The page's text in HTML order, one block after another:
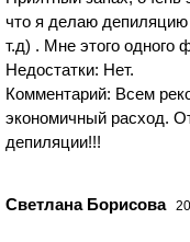
что я делаю
т.д) . Мне этого одного
Недостатки: Нет.
Комментарий: Всем
экономичный расход.
депиляции!!!
Светлана Борисова